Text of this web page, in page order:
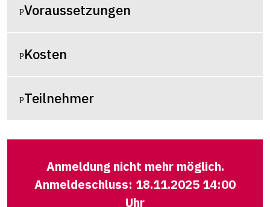
Voraussetzungen
Kosten
Teilnehmer
Anmeldung nicht mehr möglich.
Anmeldeschluss: 18.11.2025 14:00
Uhr